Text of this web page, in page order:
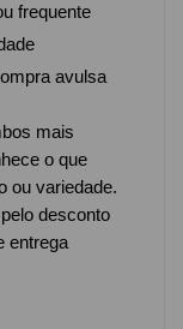
frequente
avulsa
mais
o que
ou variedade.
desconto
entrega